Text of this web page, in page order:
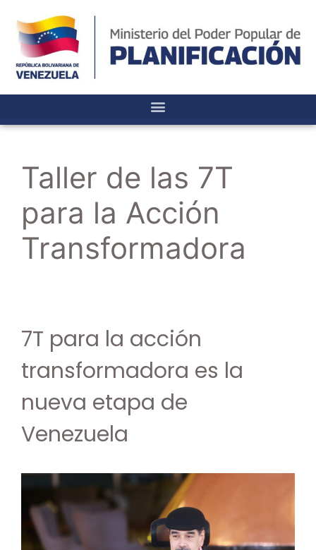
Taller de las 7T
para la Acción
Transformadora
7T para la acción
transformadora es la
nueva etapa de
Venezuela